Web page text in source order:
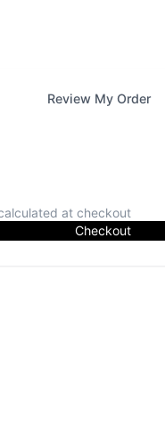
Review My Order
at checkout
Checkout